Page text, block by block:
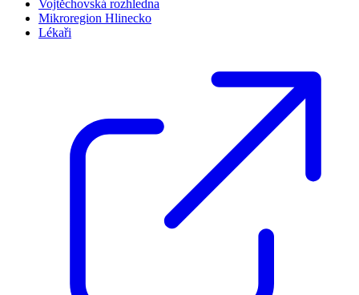
Vojtěchovská rozhledna
Mikroregion Hlinecko
Lékaři